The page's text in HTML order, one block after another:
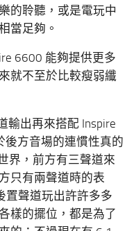
的聆聽，或是電玩中
當足夠。
6600 能夠提供更多
就不至於比較瘦弱纖
輸出再來搭配 Inspire
方音場的連慣性真的
界，前方有三聲道來
只有兩聲道時的表
置聲道玩出許許多多
樣的擺位，都是為了